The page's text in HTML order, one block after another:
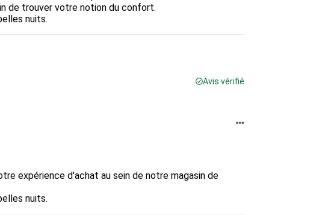
de trouver votre notion du confort.
nuits.
Avis vérifié
expérience d'achat au sein de notre magasin de
nuits.